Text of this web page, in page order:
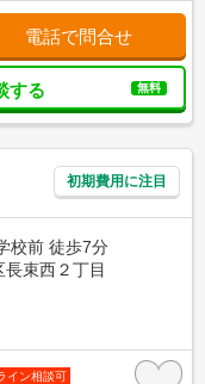
電話で問合せ
する 無料
初期費用に注目
校前 徒歩7分
束西２丁目
イン相談可